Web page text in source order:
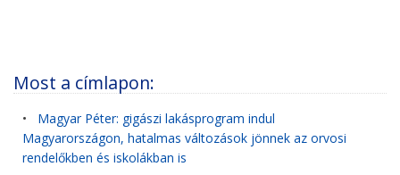
Most a címlapon:
• Magyar Péter: gigászi lakásprogram indul
Magyarországon, hatalmas változások jönnek az orvosi
rendelőkben és iskolákban is